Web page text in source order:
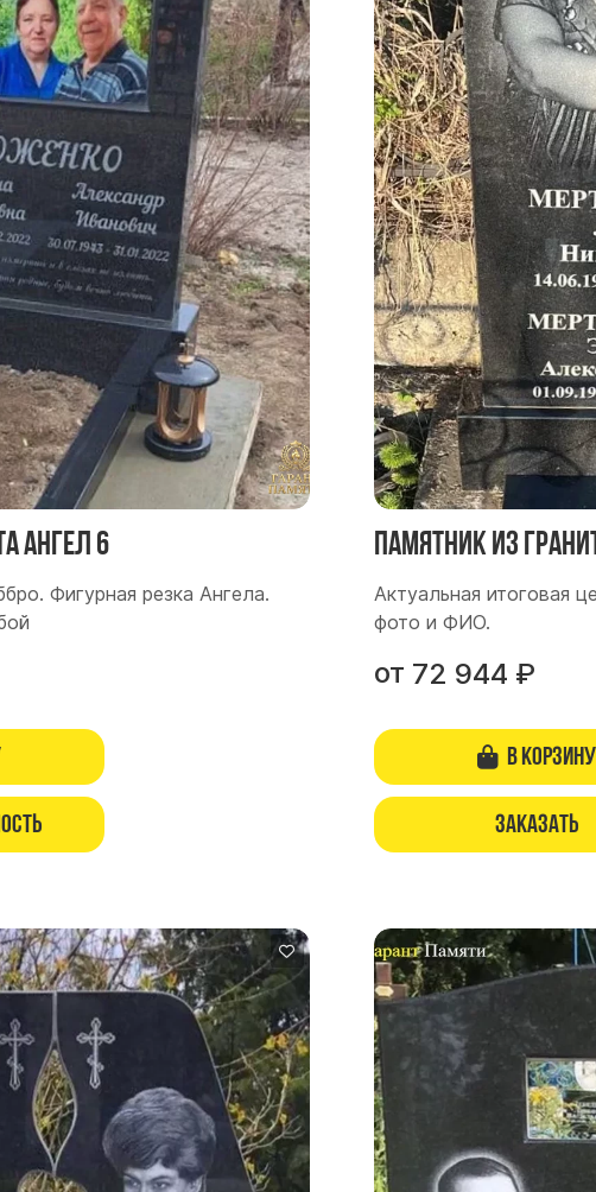
Ангел 6
Фигурная резка Ангела.
Памятник из
Актуальная итоговая
фото и ФИО.
от 72 944 ₽
В корзину
Заказать